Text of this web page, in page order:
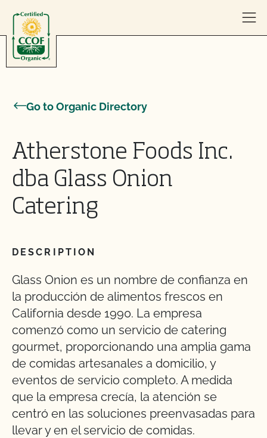
Go to Organic Directory
Atherstone Foods Inc.
dba Glass Onion
Catering
DESCRIPTION
Glass Onion es un nombre de confianza en
la producción de alimentos frescos en
California desde 1990. La empresa
comenzó como un servicio de catering
gourmet, proporcionando una amplia gama
de comidas artesanales a domicilio, y
eventos de servicio completo. A medida
que la empresa crecía, la atención se
centró en las soluciones preenvasadas para
llevar y en el servicio de comidas.